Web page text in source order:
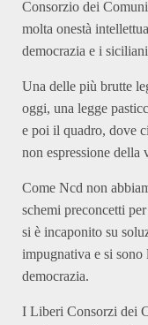
Consorzio dei
molta onestà
democrazia e i
Una delle più brutte
oggi, una legge
e poi il quadro, dove
non espressione della
Come Ncd non
schemi preconcetti
si è incaponito su
impugnativa e si
democrazia.
I Liberi Consorzi dei